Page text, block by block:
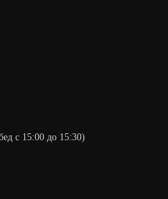
с 15:00 до 15:30)